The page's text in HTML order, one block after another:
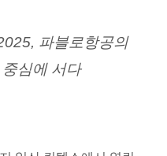
파블로항공의
심에 서다